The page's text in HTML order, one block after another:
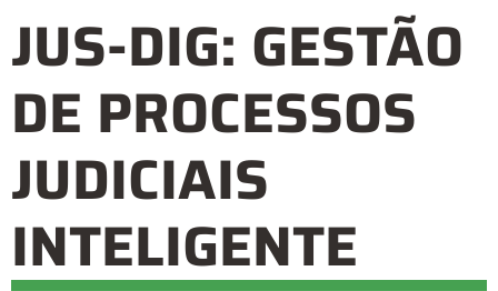
JUS-DIG: GESTÃO
DE PROCESSOS
JUDICIAIS
INTELIGENTE